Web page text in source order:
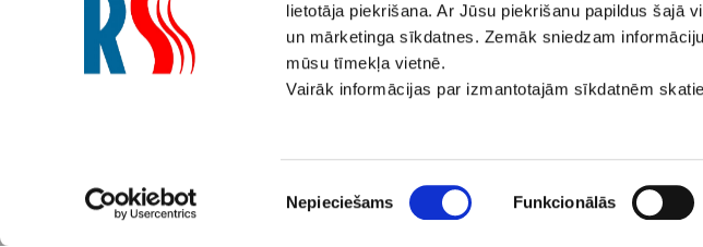
lietotāja piekrišana. Ar Jūsu piekrišanu papildus šajā
un mārketinga sīkdatnes. Zemāk sniedzam
mūsu tīmekļa vietnē.
Vairāk informācijas par izmantotajām sīkdatnēm
izvēle
Nepieciešams Funkcionālās
Saziņai
800 000 90(Diennakts tālrunis)